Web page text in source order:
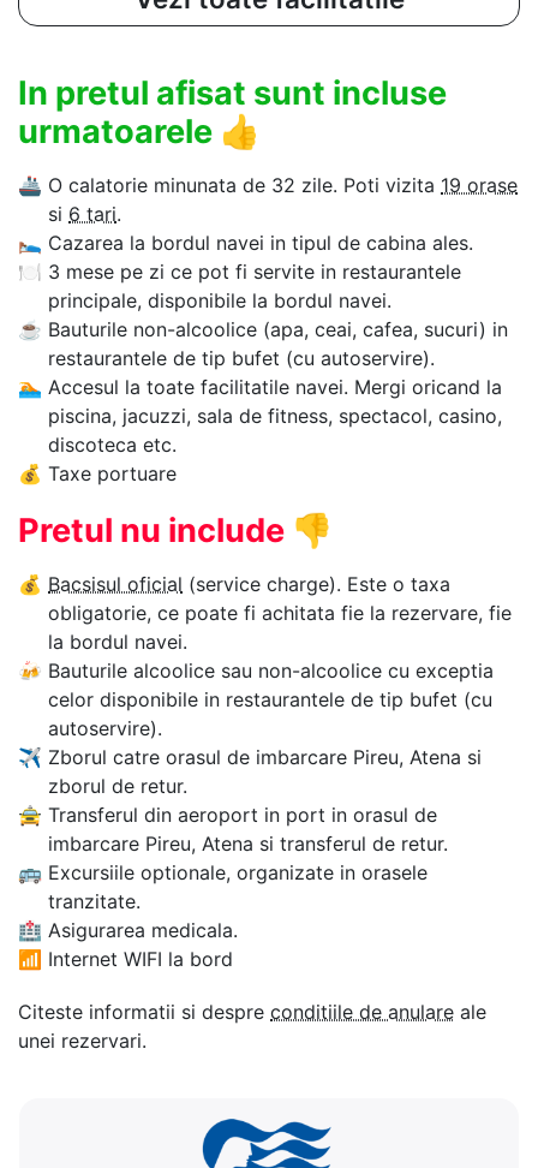
In pretul afisat sunt incluse
urmatoarele 👍
🚢 O calatorie minunata de 32 zile. Poti vizita 19 orase
si 6 tari.
🛌 Cazarea la bordul navei in tipul de cabina ales.
🍽 3 mese pe zi ce pot fi servite in restaurantele
principale, disponibile la bordul navei.
☕ Bauturile non-alcoolice (apa, ceai, cafea, sucuri) in
restaurantele de tip bufet (cu autoservire).
🏊‍ Accesul la toate facilitatile navei. Mergi oricand la
piscina, jacuzzi, sala de fitness, spectacol, casino,
discoteca etc.
💰 Taxe portuare
Pretul nu include 👎
💰 Bacsisul oficial (service charge). Este o taxa
obligatorie, ce poate fi achitata fie la rezervare, fie
la bordul navei.
🍻 Bauturile alcoolice sau non-alcoolice cu exceptia
celor disponibile in restaurantele de tip bufet (cu
autoservire).
✈ Zborul catre orasul de imbarcare Pireu, Atena si
zborul de retur.
🚖 Transferul din aeroport in port in orasul de
imbarcare Pireu, Atena si transferul de retur.
🚌 Excursiile optionale, organizate in orasele
tranzitate.
🏥 Asigurarea medicala.
📶 Internet WIFI la bord
Citeste informatii si despre conditiile de anulare ale
unei rezervari.